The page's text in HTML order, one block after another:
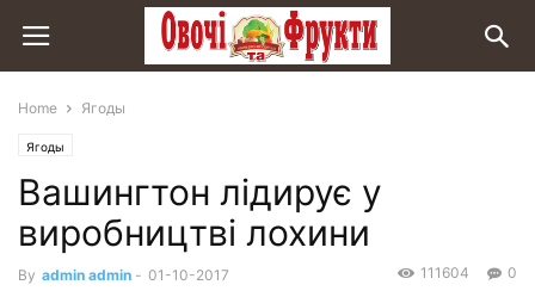
Home Ягоды
Ягоды
Вашингтон лідирує у
виробництві лохини
By admin admin - 01-10-2017 0
111604